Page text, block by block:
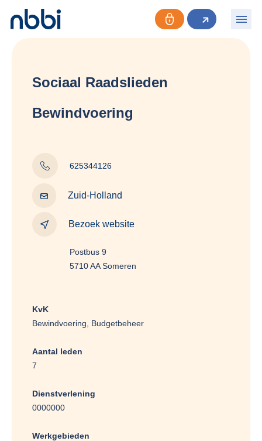
Sociaal Raadslieden
Bewindvoering
625344126
Zuid-Holland
Bezoek website
Postbus 9
5710 AA Someren
KvK
Bewindvoering, Budgetbeheer
Aantal leden
7
Dienstverlening
0000000
Werkgebieden